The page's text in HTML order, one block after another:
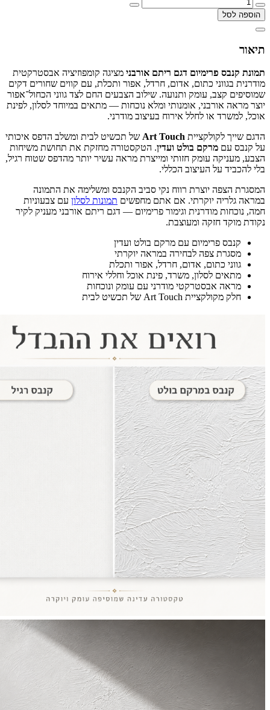
הוספה לסל
תיאור
תמונת קנבס פרימיום דגם ריתם אורבני מציגה קומפוזיציה אבסטרקטית
מודרנית בגווני כתום, אדום, חרדל, אפור ותכלת, עם קווים שחורים דקים
שמוסיפים קצב, עומק ותנועה. שילוב הצבעים החם לצד גווני הכחול־אפור
יוצר מראה אורבני, אומנותי ומלא נוכחות — מתאים במיוחד לסלון, לפינת
אוכל, למשרד או לחלל אירוח בעיצוב מודרני.
הדגם שייך לקולקציית Art Touch של תכשיט לבית ומשלב הדפס איכותי
על קנבס עם מרקם בולט ועדין. הטקסטורה מחזקת את תחושת משיחות
הצבע, מעניקה עומק חזותי ומייצרת מראה עשיר יותר מהדפס שטוח רגיל,
בלי להכביד על העיצוב הכללי.
המסגרת הצפה יוצרת רווח נקי סביב הקנבס ומשלימה את התמונה
במראה גלריה יוקרתי. אם אתם מחפשים תמונות לסלון עם צבעוניות
חמה, נוכחות מודרנית וגימור פרימיום — דגם ריתם אורבני מעניק לקיר
נקודת מוקד חזקה ומעוצבת.
קנבס פרימיום עם מרקם בולט ועדין
מסגרת צפה לבחירה במראה יוקרתי
גווני כתום, אדום, חרדל, אפור ותכלת
מתאים לסלון, משרד, פינת אוכל וחללי אירוח
מראה אבסטרקטי מודרני עם עומק ונוכחות
חלק מקולקציית Art Touch של תכשיט לבית